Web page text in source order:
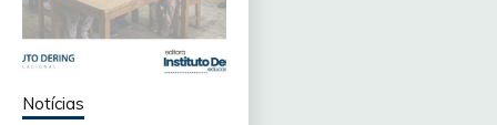
Notícias